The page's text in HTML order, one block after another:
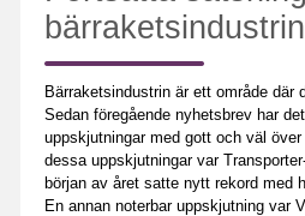
bärraketsindustrin
Bärraketsindustrin är ett område där
Sedan föregående nyhetsbrev har
uppskjutningar med gott och väl
dessa uppskjutningar var
början av året satte nytt rekord med
En annan noterbar uppskjutning var